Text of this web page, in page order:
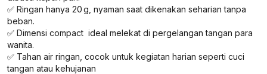
✅ Ringan hanya 20 g, nyaman saat dikenakan seharian tanpa
beban.
✅ Dimensi compact ideal melekat di pergelangan tangan para
wanita.
✅ Tahan air ringan, cocok untuk kegiatan harian seperti cuci
tangan atau kehujanan